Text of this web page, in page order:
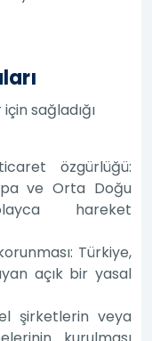
sağladığı
özgürlüğü:
ve Orta Doğu
hareket
Türkiye,
açık bir yasal
şirketlerin veya